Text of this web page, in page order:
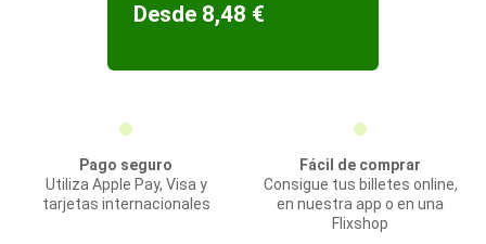
Desde 8,48 €
Pago seguro
Utiliza Apple Pay, Visa y
tarjetas internacionales
Fácil de comprar
Consigue tus billetes online,
en nuestra app o en una
Flixshop